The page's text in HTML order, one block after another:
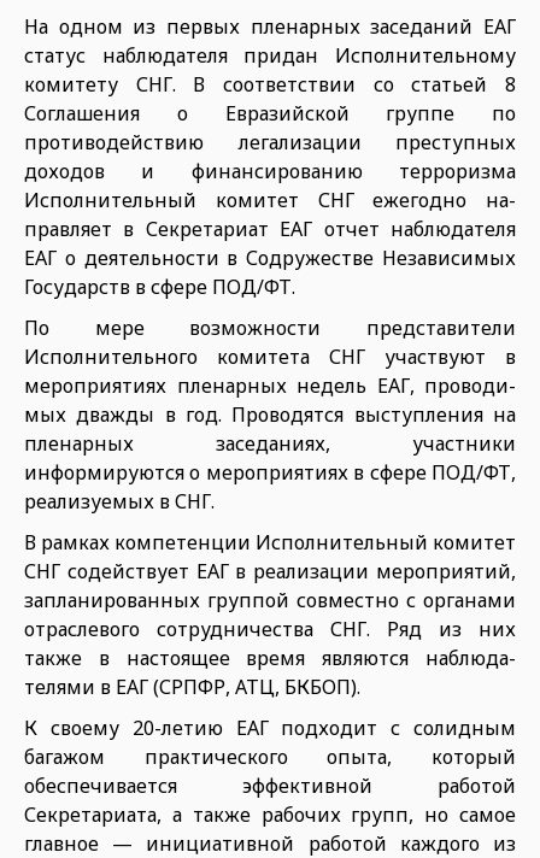
На одном из первых пленарных заседаний ЕАГ
статус наблюдателя придан Исполнительному
комите­ту СНГ. В соответствии со статьей 8
Соглашения о Евразийской группе по
противодействию легализации преступных
доходов и финансиро­ванию терроризма
Исполнитель­ный комитет СНГ ежегодно на­
правляет в Секретариат ЕАГ отчет наблюдателя
ЕАГ о деятельности в Содружестве Независимых
Госу­дарств в сфере ПОД/ФТ.
По мере возможности предста­вители
Исполнительного комите­та СНГ участвуют в
мероприятиях пленарных недель ЕАГ, проводи­
мых дважды в год. Проводятся вы­ступления на
пленарных заседа­ниях, участники
информируются о мероприятиях в сфере ПОД/ФТ,
реализуемых в СНГ.
В рамках компетенции Исполни­тельный комитет
СНГ содействует ЕАГ в реализации мероприятий,
за­планированных группой совместно с органами
отраслевого сотрудни­чества СНГ. Ряд из них
также в на­стоящее время являются наблюда­
телями в ЕАГ (СРПФР, АТЦ, БКБОП).
К своему 20-летию ЕАГ подходит с солидным
багажом практическо­го опыта, который
обеспечивается эффективной работой
Секретариа­та, а также рабочих групп, но самое
главное — инициативной работой каждого из